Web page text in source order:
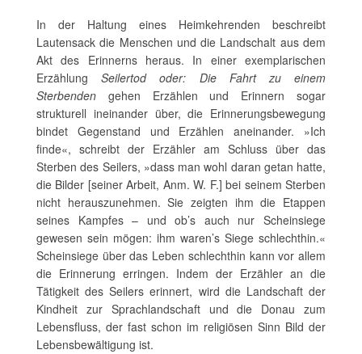
In der Haltung eines Heimkehrenden beschreibt
Lautensack die Menschen und die Landschalt aus dem
Akt des Erinnerns heraus. In einer exemplarischen
ErzählungSeilertod oder: Die Fahrt zu einem
Sterbenden gehen Erzählen und Erinnern sogar
strukturell ineinander über, die Erinnerungsbewegung
bindet Gegenstand und Erzählen aneinander. »Ich
finde«, schreibt der Erzähler am Schluss über das
Sterben des Seilers, »dass man wohl daran getan hatte,
die Bilder [seiner Arbeit, Anm. W. F.] bei seinem Sterben
nicht herauszunehmen. Sie zeigten ihm die Etappen
seines Kampfes – und ob’s auch nur Scheinsiege
gewesen sein mögen: ihm waren’s Siege schlechthin.«
Scheinsiege über das Leben schlechthin kann vor allem
die Erinnerung erringen. Indem der Erzähler an die
Tätigkeit des Seilers erinnert, wird die Landschaft der
Kindheit zur Sprachlandschaft und die Donau zum
Lebensfluss, der fast schon im religiösen Sinn Bild der
Lebensbewältigung ist.